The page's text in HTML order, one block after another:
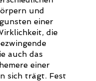
und
einer
die
auch das
einer
sich trägt. Fest